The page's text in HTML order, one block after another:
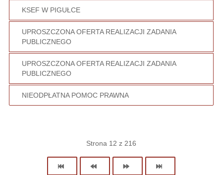
KSEF W PIGUŁCE
UPROSZCZONA OFERTA REALIZACJI ZADANIA
PUBLICZNEGO
UPROSZCZONA OFERTA REALIZACJI ZADANIA
PUBLICZNEGO
NIEODPŁATNA POMOC PRAWNA
Strona 12 z 216